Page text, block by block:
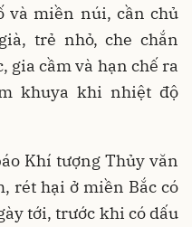
và miền núi, cần chủ
trẻ nhỏ, che chắn
gia cầm và hạn chế ra
khuya khi nhiệt độ
Khí tượng Thủy văn
rét hại ở miền Bắc có
tới, trước khi có dấu